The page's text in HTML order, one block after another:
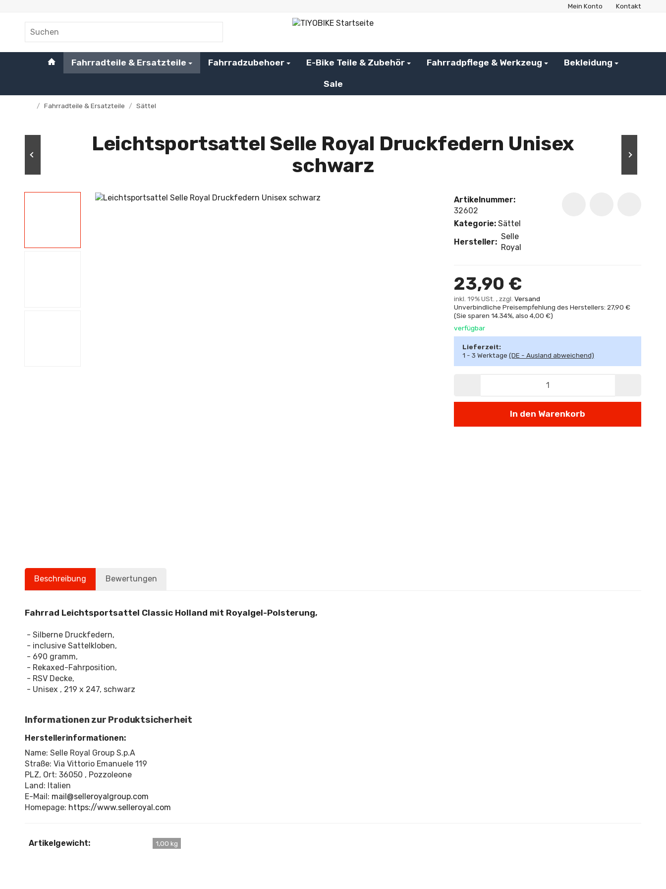
Mein Konto Kontakt
#custom.linkHome#
Fahrradteile & Ersatzteile Fahrradzubehoer E-Bike Teile & Zubehör Fahrradpflege & Werkzeug Bekleidung
Sale
/ Fahrradteile & Ersatzteile / Sättel
Leichtsportsattel Selle Royal Druckfedern Unisex
schwarz
Artikelnummer:
32602
Kategorie:Sättel
Hersteller:
Selle
Royal
23,90 €
inkl. 19% USt. , zzgl.Versand
Unverbindliche Preisempfehlung des Herstellers: 27,90 €
(Sie sparen14.34%, also4,00 €)
verfügbar
Lieferzeit:
1 - 3 Werktage(DE - Ausland abweichend)
In den Warenkorb
Beschreibung Bewertungen
Fahrrad Leichtsportsattel Classic Holland mit Royalgel-Polsterung,
- Silberne Druckfedern,
- inclusive Sattelkloben,
- 690 gramm,
- Rekaxed-Fahrposition,
- RSV Decke,
- Unisex , 219 x 247, schwarz
Informationen zur Produktsicherheit
Herstellerinformationen:
Name: Selle Royal Group S.p.A
Straße: Via Vittorio Emanuele 119
PLZ, Ort: 36050 , Pozzoleone
Land: Italien
E-Mail: mail@selleroyalgroup.com
Homepage: https://www.selleroyal.com
Artikelgewicht: 1,00 kg